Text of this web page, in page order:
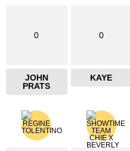
0
JOHN
PRATS
0
KAYE